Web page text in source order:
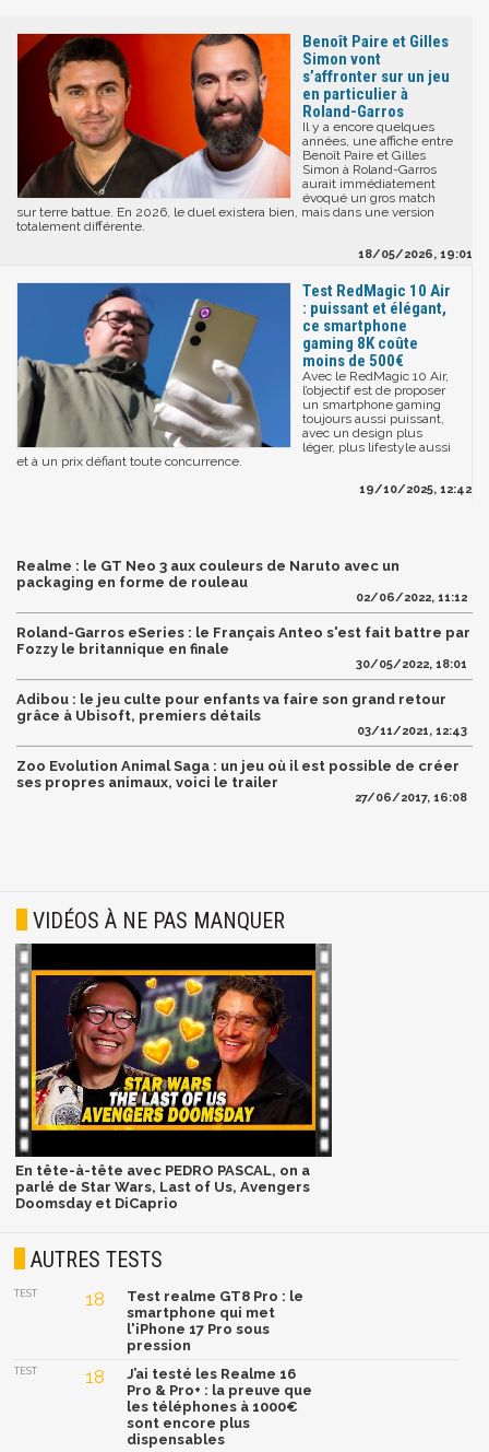
Benoît Paire et Gilles
Simon vont
s’affronter sur un jeu
en particulier à
Roland-Garros
Il y a encore quelques
années, une affiche entre
Benoît Paire et Gilles
Simon à Roland-Garros
aurait immédiatement
évoqué un gros match
sur terre battue. En 2026, le duel existera bien, mais dans une version
totalement différente.
18/05/2026, 19:01
Test RedMagic 10 Air
: puissant et élégant,
ce smartphone
gaming 8K coûte
moins de 500€
Avec le RedMagic 10 Air,
l’objectif est de proposer
un smartphone gaming
toujours aussi puissant,
avec un design plus
léger, plus lifestyle aussi
et à un prix défiant toute concurrence.
19/10/2025, 12:42
Realme : le GT Neo 3 aux couleurs de Naruto avec un
packaging en forme de rouleau
02/06/2022, 11:12
Roland-Garros eSeries : le Français Anteo s'est fait battre par
Fozzy le britannique en finale
30/05/2022, 18:01
Adibou : le jeu culte pour enfants va faire son grand retour
grâce à Ubisoft, premiers détails
03/11/2021, 12:43
Zoo Evolution Animal Saga : un jeu où il est possible de créer
ses propres animaux, voici le trailer
27/06/2017, 16:08
VIDÉOS À NE PAS MANQUER
En tête-à-tête avec PEDRO PASCAL, on a
parlé de Star Wars, Last of Us, Avengers
Doomsday et DiCaprio
AUTRES TESTS
TEST 18
Test realme GT8 Pro : le
smartphone qui met
l'iPhone 17 Pro sous
pression
TEST 18
J’ai testé les Realme 16
Pro & Pro+ : la preuve que
les téléphones à 1000€
sont encore plus
dispensables